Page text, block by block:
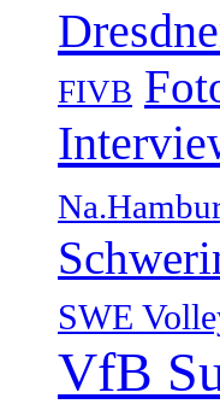
FIVB
SWE
VfB